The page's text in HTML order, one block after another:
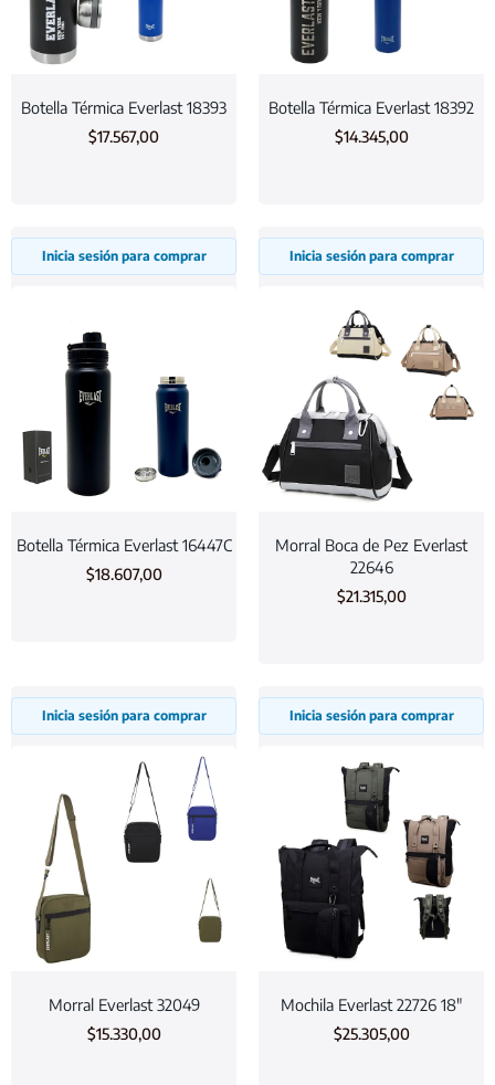
Botella Térmica Everlast 18393
$17.567,00
Botella Térmica Everlast 18392
$14.345,00
Inicia sesión para comprar
Botella Térmica Everlast 16447C
$18.607,00
Inicia sesión para comprar
Morral Boca de Pez Everlast
22646
$21.315,00
Inicia sesión para comprar
Morral Everlast 32049
$15.330,00
Inicia sesión para comprar
Mochila Everlast 22726 18″
$25.305,00